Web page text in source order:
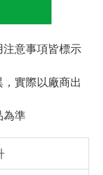
意事項皆標示
實際以廠商出
為準